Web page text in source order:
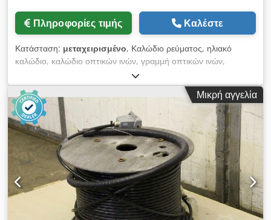
Πληροφορίες τιμής Καλέστε
Κατάσταση: μεταχειρισμένο, Καλώδιο ρεύματος, ηλιακό
καλώδιο, καλώδιο οπτικών ινών, γραμμή οπτικών ινών,
καλώδια δεδομένων, καλώδια LAN, καλώδια οπτικών ινών
-Κατασκευαστής: Phoenix Contact, Καλώδιο οπτικών ινών-
Τύπος: I-VH11Y 2K200 / 230 10A17 8B20 HCS Rugged
-Μήκος: 139 m -Τιμή: πλήρης -Διαστάσεις ρολού: Ø 500 x 420
mm -Βάρος: 14 kg Dedpfx Apsf Tiu Setjkr
Μικρή αγγελία